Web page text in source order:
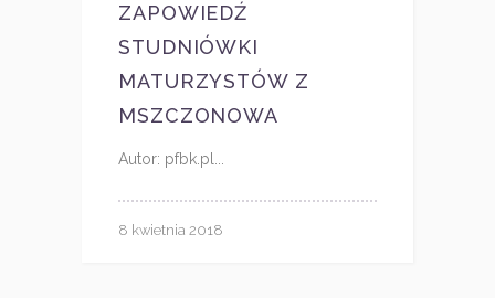
ZAPOWIEDŹ
STUDNIÓWKI
MATURZYSTÓW Z
MSZCZONOWA
Autor: pfbk.pl...
8 kwietnia 2018